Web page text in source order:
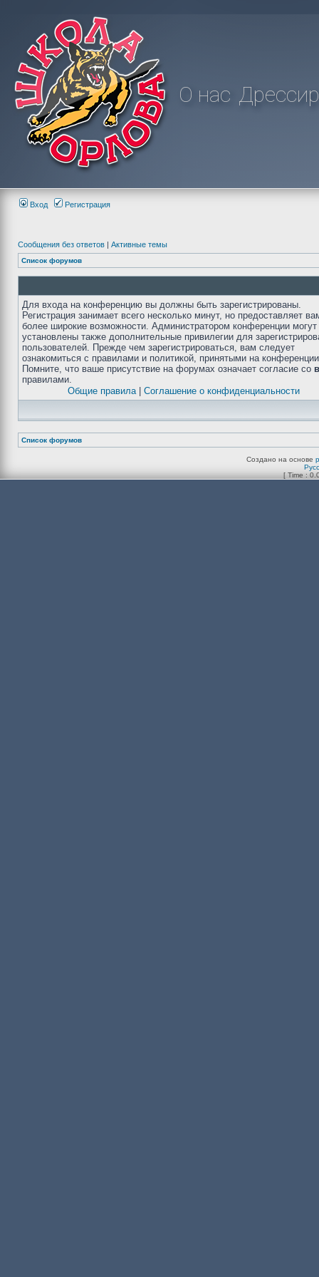
О нас
Вход Регистрация
Сообщения без ответов | Активные темы
Список форумов
Для входа на конференцию вы должны быть зарегистрированы.
Регистрация занимает всего несколько минут, но предоставляет
более широкие возможности. Администратором конференции
установлены также дополнительные привилегии для
пользователей. Прежде чем зарегистрироваться, вам следует
ознакомиться с правилами и политикой, принятыми на
Помните, что ваше присутствие на форумах означает согласие со
правилами.
Общие правила| Соглашение о конфиденциальности
Список форумов
Создано на основе
[ Time :